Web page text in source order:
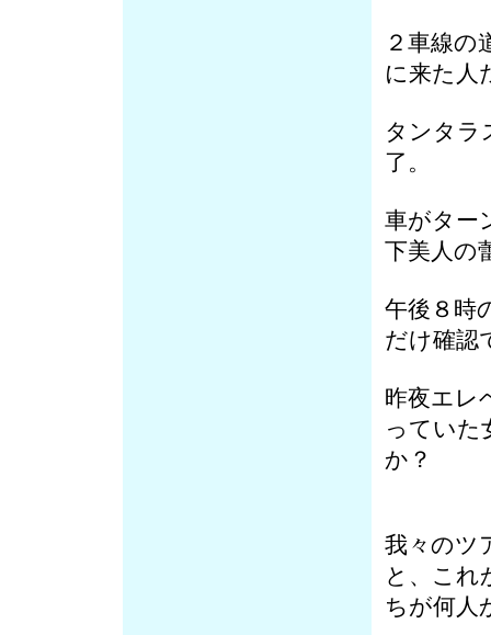
２車線の
に来た人
タンタラ
了。
車がター
下美人の
午後８時
だけ確認
昨夜エレ
っていた
か？
我々のツ
と、これ
ちが何人